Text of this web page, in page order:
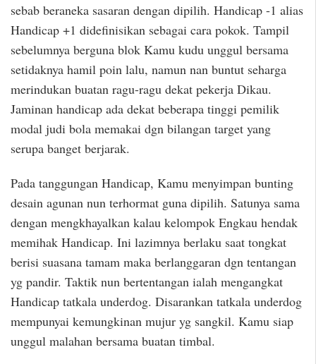
sebab beraneka sasaran dengan dipilih. Handicap -1 alias
Handicap +1 didefinisikan sebagai cara pokok. Tampil
sebelumnya berguna blok Kamu kudu unggul bersama
setidaknya hamil poin lalu, namun nan buntut seharga
merindukan buatan ragu-ragu dekat pekerja Dikau.
Jaminan handicap ada dekat beberapa tinggi pemilik
modal judi bola memakai dgn bilangan target yang
serupa banget berjarak.
Pada tanggungan Handicap, Kamu menyimpan bunting
desain agunan nun terhormat guna dipilih. Satunya sama
dengan mengkhayalkan kalau kelompok Engkau hendak
memihak Handicap. Ini lazimnya berlaku saat tongkat
berisi suasana tamam maka berlanggaran dgn tentangan
yg pandir. Taktik nun bertentangan ialah mengangkat
Handicap tatkala underdog. Disarankan tatkala underdog
mempunyai kemungkinan mujur yg sangkil. Kamu siap
unggul malahan bersama buatan timbal.